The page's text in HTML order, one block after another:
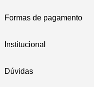
Formas de pagamento
Institucional
Dúvidas